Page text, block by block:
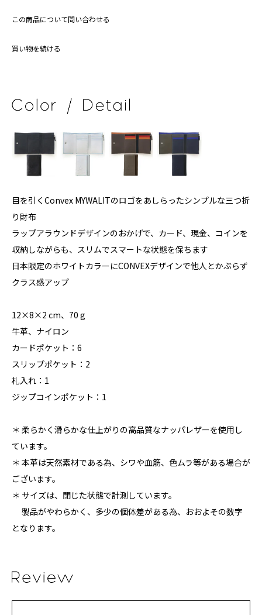
この商品について問い合わせる
買い物を続ける
目を引くConvex MYWALITのロゴをあしらったシンプルな三つ折
り財布
ラップアラウンドデザインのおかげで、カード、現金、コインを
収納しながらも、スリムでスマートな状態を保ちます
日本限定のホワイトカラーにCONVEXデザインで他人とかぶらず
クラス感アップ
12×8×2 cm、70 g
牛革、ナイロン
カードポケット：6
スリップポケット：2
札入れ：1
ジップコインポケット：1
＊ 柔らかく滑らかな仕上がりの高品質なナッパレザーを使用し
ています。
＊ 本革は天然素材である為、シワや血筋、色ムラ等がある場合が
ございます。
＊ サイズは、閉じた状態で計測しています。
製品がやわらかく、多少の個体差がある為、おおよその数字
となります。